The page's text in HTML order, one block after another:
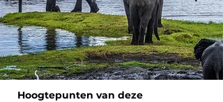
Hoogtepunten van deze